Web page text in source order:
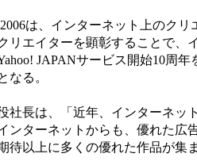
は、インターネット上のクリ
リエイターを顕彰することで、
JAPANサービス開始10周年
なる。
長は、「近年、インターネッ
ンターネットからも、優れた広
以上に多くの優れた作品が集